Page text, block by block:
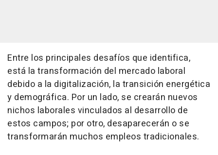
Entre los principales desafíos que identifica,
está la transformación del mercado laboral
debido a la digitalización, la transición energética
y demográfica. Por un lado, se crearán nuevos
nichos laborales vinculados al desarrollo de
estos campos; por otro, desaparecerán o se
transformarán muchos empleos tradicionales.